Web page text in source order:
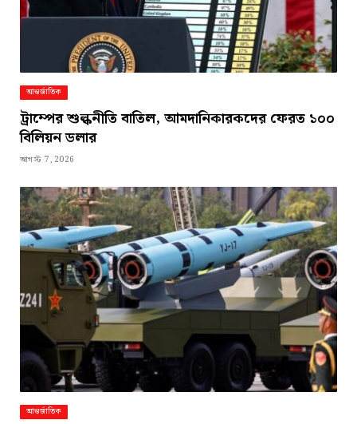
আন্তর্জাতিক
ট্রাম্পের শুল্কনীতি বাতিল, আমদানিকারকদের ফেরত ১০০
বিলিয়ন ডলার
আগস্ট 7, 2026
আন্তর্জাতিক